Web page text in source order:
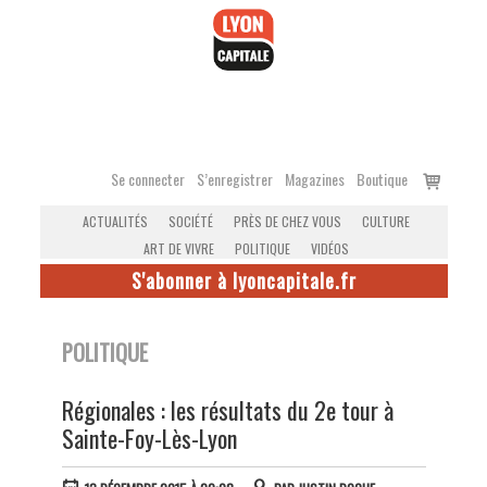
Se connecter S’enregistrer Magazines Boutique
Voir
ACTUALITÉS SOCIÉTÉ PRÈS DE CHEZ VOUS
CULTURE
ART DE VIVRE
POLITIQUE VIDÉOS
S'abonner à lyoncapitale.fr
POLITIQUE
Régionales : les résultats du 2e tour à
Sainte-Foy-Lès-Lyon